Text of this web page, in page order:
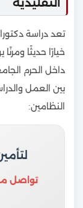
التقليدية
تعد دراسة
خيارًا حديثًا
داخل الحرم
بين العمل
النظامين:
تواصل